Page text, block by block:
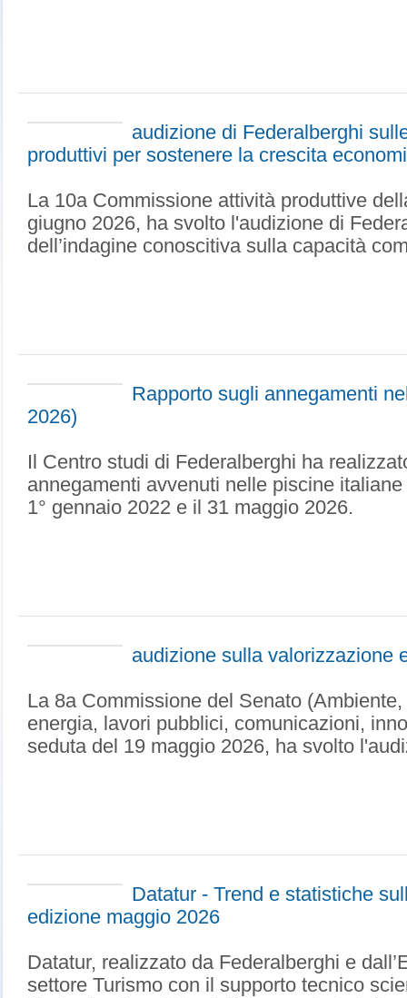
audizione di Federalberghi
produttivi per sostenere la crescita
La 10a Commissione attività produttive
giugno 2026, ha svolto l'audizione di
dell’indagine conoscitiva sulla capacità
Rapporto sugli annegamenti
2026)
Il Centro studi di Federalberghi ha
annegamenti avvenuti nelle piscine
1° gennaio 2022 e il 31 maggio 2026.
audizione sulla valorizzazione
La 8a Commissione del Senato
energia, lavori pubblici, comunicazioni,
seduta del 19 maggio 2026, ha svolto
Datatur - Trend e statistiche
edizione maggio 2026
Datatur, realizzato da Federalberghi e
settore Turismo con il supporto tecnico